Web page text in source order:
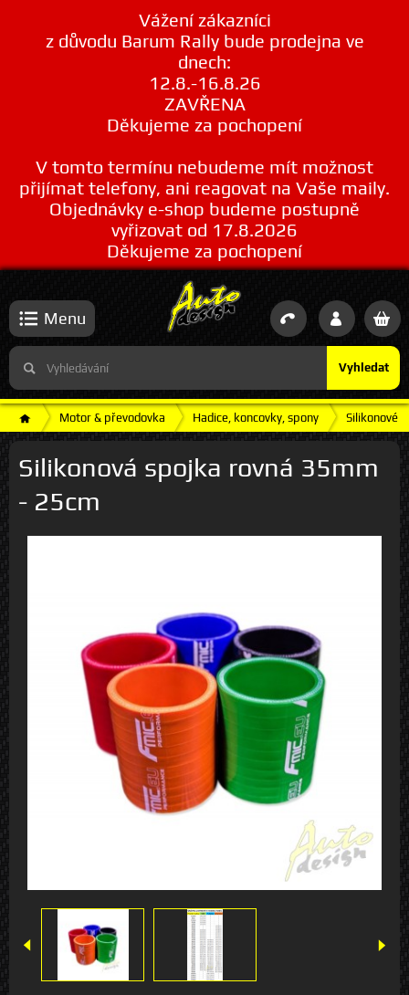
Vážení zákazníci
z důvodu Barum Rally bude prodejna ve
dnech:
12.8.-16.8.26
ZAVŘENA
Děkujeme za pochopení
V tomto termínu nebudeme mít možnost
přijímat telefony, ani reagovat na Vaše maily.
Objednávky e-shop budeme postupně
vyřizovat od 17.8.2026
Děkujeme za pochopení
Vyhledat
Menu
Motor & převodovka Hadice, koncovky, spony Silikonové
Silikonová spojka rovná 35mm
- 25cm